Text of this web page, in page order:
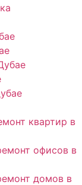
квартир в
офисов в
домов в